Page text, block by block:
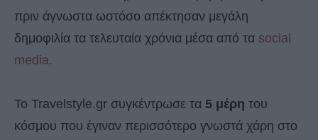
πριν άγνωστα ωστόσο απέκτησαν μεγάλη
δημοφιλία τα τελευταία χρόνια μέσα από τα social
media.
Το Travelstyle.gr συγκέντρωσε τα 5 μέρη του
κόσμου που έγιναν περισσότερο γνωστά χάρη στο